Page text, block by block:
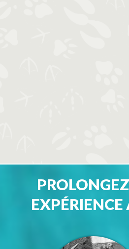
EXPÉRIENCE